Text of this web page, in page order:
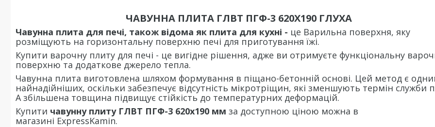
ЧАВУННА ПЛИТА ГЛВТ ПГФ-3 620Х190 ГЛУХА
Чавунна плита для печі, також відома як плита для кухні - це Варильна поверхня, яку
розміщують на горизонтальну поверхню печі для приготування їжі.
Купити варочну плиту для печі - це вигідне рішення, адже ви отримуєте функціональну
поверхню та додаткове джерело тепла.
Чавунна плита виготовлена шляхом формування в піщано-бетонній основі. Цей метод є
найнадійніших, оскільки забезпечує відсутність мікротріщин, які зменшують термін служби
А збільшена товщина підвищує стійкість до температурних деформацій.
Купити чавунну плиту ГЛВТ ПГФ-3 620х190 мм за доступною ціною можна в
магазині ExpressKamin.